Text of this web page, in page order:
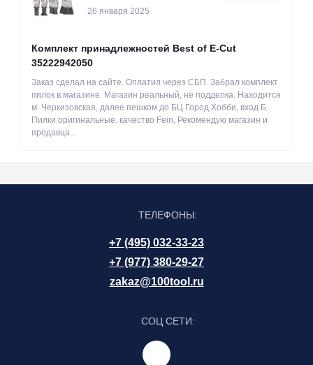
26 января 2025
Комплект принадлежностей Best of E-Cut
35222942050
Заказ сделал на сайте. Оплатил через СБП. Забрал комплект
пилок в магазине. Магазин реальный, не подделка. Находится
м. Черкизовская, далее пешком до БЦ Город Хобби, вход Б.
Пилки оригинальные. качество Fein, Рекомендую магазин и
продавца...
ТЕЛЕФОНЫ:
+7 (495) 032-33-23
+7 (977) 380-29-27
zakaz@100tool.ru
СОЦ СЕТИ: